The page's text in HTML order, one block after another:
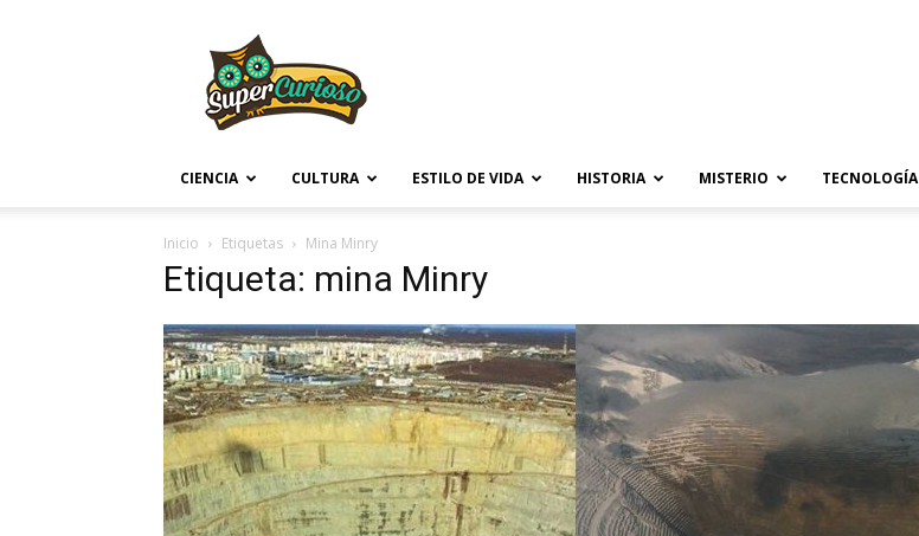
CIENCIA CULTURA ESTILO DE VIDA HISTORIA MISTERIO TECNOLOGÍA
Inicio Etiquetas Mina Minry
Etiqueta: mina Minry